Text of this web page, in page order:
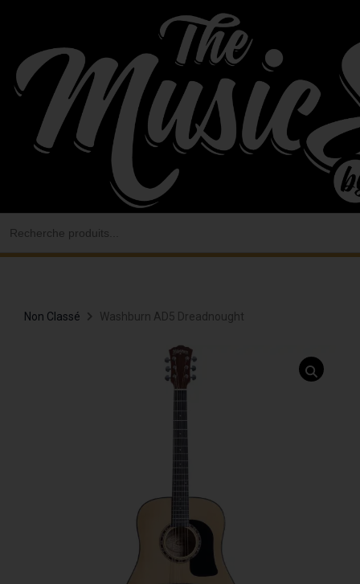
contenu
Non Classé Washburn AD5 Dreadnought